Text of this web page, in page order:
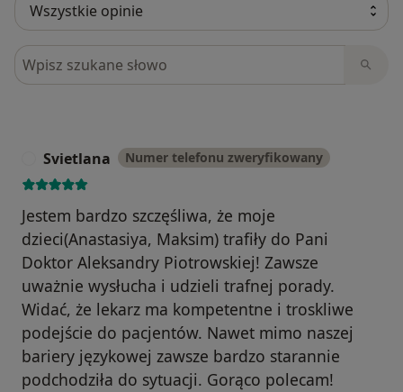
Szukaj w opiniach
Svietlana Numer telefonu zweryfikowany
Jestem bardzo szczęśliwa, że moje
dzieci(Anastasiya, Maksim) trafiły do Pani
Doktor Aleksandry Piotrowskiej! Zawsze
uważnie wysłucha i udzieli trafnej porady.
Widać, że lekarz ma kompetentne i troskliwe
podejście do pacjentów. Nawet mimo naszej
bariery językowej zawsze bardzo starannie
podchodziła do sytuacji. Gorąco polecam!